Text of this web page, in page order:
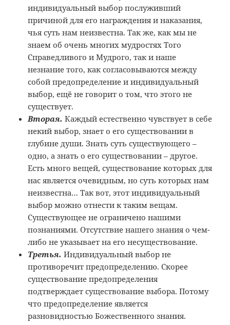
индивидуальный выбор послуживший
причиной для его награждения и наказания,
чья суть нам неизвестна. Так же, как мы не
знаем об очень многих мудростях Того
Справедливого и Мудрого, так и наше
незнание того, как согласовываются между
собой предопределение и индивидуальный
выбор, ещё не говорит о том, что этого не
существует.
Вторая. Каждый естественно чувствует в себе
некий выбор, знает о его существовании в
глубине души. Знать суть существующего –
одно, а знать о его существовании – другое.
Есть много вещей, существование которых для
нас является очевидным, но суть которых нам
неизвестна… Так вот, этот индивидуальный
выбор можно отнести к таким вещам.
Существующее не ограничено нашими
познаниями. Отсутствие нашего знания о чем-
либо не указывает на его несуществование.
Третья. Индивидуальный выбор не
противоречит предопределению. Скорее
существование предопределения
подтверждает существование выбора. Потому
что предопределение является
разновидностью Божественного знания.